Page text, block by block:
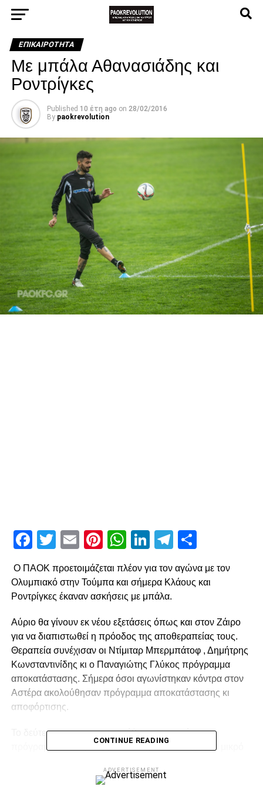
ΕΠΙΚΑΙΡΌΤΗΤΑ
Με μπάλα Αθανασιάδης και
Ροντρίγκες
Published 10 έτη ago on 28/02/2016
By paokrevolution
Facebook
Twitter
EmailPinterest
WhatsApp
LinkedIn
Telegram
Ο ΠΑΟΚ προετοιμάζεται πλέον για τον αγώνα με τον
Ολυμπιακό στην Τούμπα και σήμερα Κλάους και
Ροντρίγκες έκαναν ασκήσεις με μπάλα.
Αύριο θα γίνουν εκ νέου εξετάσεις όπως και στον Ζάιρο
για να διαπιστωθεί η πρόοδος της αποθεραπείας τους.
Θεραπεία συνέχισαν οι Ντίμιταρ Μπερμπάτοφ , Δημήτρης
Κωνσταντινίδης κι ο Παναγιώτης Γλύκος πρόγραμμα
αποκατάστασης. Σήμερα όσοι αγωνίστηκαν κόντρα στον
Αστέρα ακολούθησαν πρόγραμμα αποκατάστασης κι
αποφόρτισης.
Το δεύτερο γκρουπ προπονήθηκε κανονικά με το
πρόγραμμα να περιλαμβάνει παιχνίδια κατοχής σε μικρό
CONTINUE READING
ADVERTISEMENT